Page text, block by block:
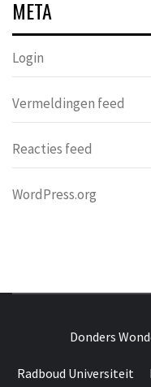
META
Login
Vermeldingen feed
Reacties feed
WordPress.org
Donders
Radboud Universiteit